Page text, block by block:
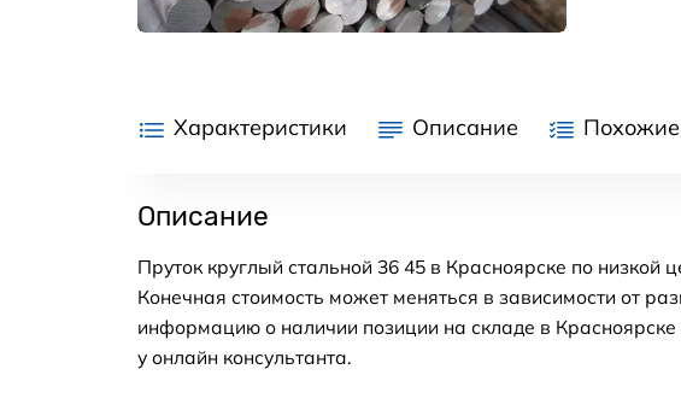
Характеристики Описание
Описание
Пруток круглый стальной 36 45 в Красноярске по низкой
Конечная стоимость может меняться в зависимости от
информацию о наличии позиции на складе в
у онлайн консультанта.